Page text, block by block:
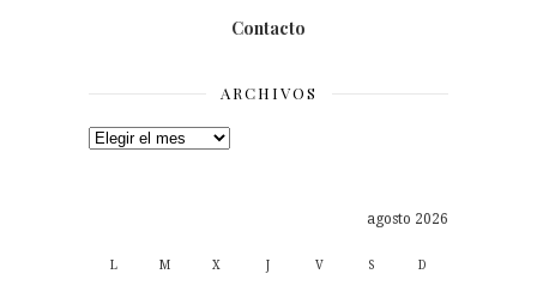
Contacto
ARCHIVOS
Archivos
agosto 2026
L M X J V S D